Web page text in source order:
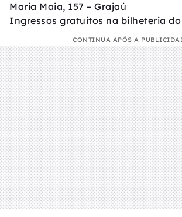
Maria Maia, 157 – Grajaú
Ingressos gratuitos na bilheteria
CONTINUA APÓS A